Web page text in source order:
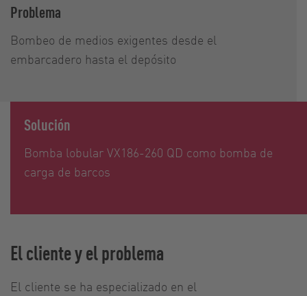
Problema
Bombeo de medios exigentes desde el
embarcadero hasta el depósito
Solución
Bomba lobular VX186-260 QD como bomba de
carga de barcos
El cliente y el problema
El cliente se ha especializado en el